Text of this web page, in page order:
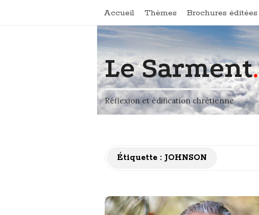
Accueil Thèmes Brochures éditées
Le Sarment.
Réflexion et édification chrétienne
Étiquette : JOHNSON